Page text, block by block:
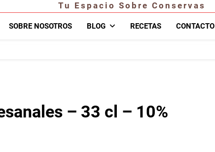
Tu Espacio Sobre Conservas
SOBRE NOSOTROS BLOG RECETAS CONTACTO
– 33 cl – 10%